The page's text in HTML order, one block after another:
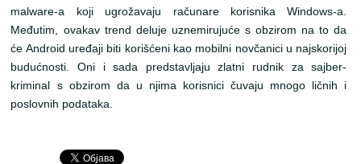
malware-a koji ugrožavaju računare korisnika Windows-a.
Međutim, ovakav trend deluje uznemirujuće s obzirom na to da
će Android uređaji biti korišćeni kao mobilni novčanici u najskorijoj
budućnosti. Oni i sada predstavljaju zlatni rudnik za sajber-
kriminal s obzirom da u njima korisnici čuvaju mnogo ličnih i
poslovnih podataka.